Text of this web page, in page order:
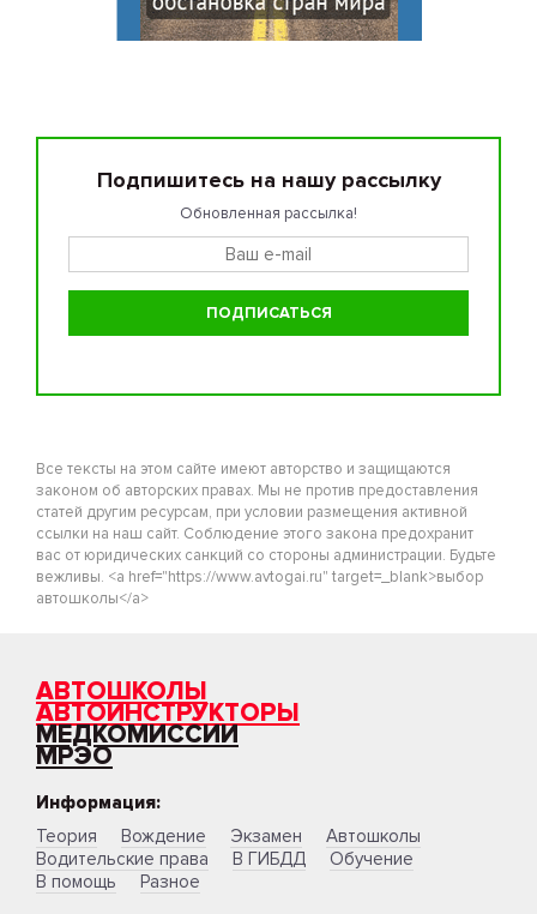
Подпишитесь на нашу рассылку
Обновленная рассылка!
Все тексты на этом сайте имеют авторство и защищаются
законом об авторских правах. Мы не против предоставления
статей другим ресурсам, при условии размещения активной
ссылки на наш сайт. Соблюдение этого закона предохранит
вас от юридических санкций со стороны администрации. Будьте
вежливы. <a href="https://www.avtogai.ru" target=_blank>выбор
автошколы</a>
АВТОШКОЛЫ
АВТОИНСТРУКТОРЫ
МЕДКОМИССИИ
МРЭО
Информация:
Теория
Вождение Экзамен
Автошколы
Водительские права
В ГИБДД
Обучение
В помощь
Разное